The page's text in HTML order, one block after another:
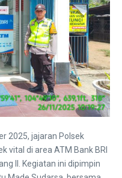
2025, jajaran Polsek
vital di area ATM Bank BRI
II. Kegiatan ini dipimpin